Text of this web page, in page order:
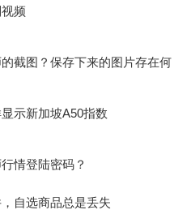
频
截图？保存下来的图片存在何
示新加坡A50指数
情登陆密码？
自选商品总是丢失